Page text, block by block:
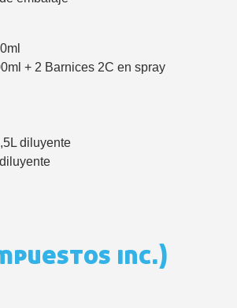
Paga en 4 plazos sin
Suscríbete al
+ 2 Barnices 2C en spray
diluyente
inc.)